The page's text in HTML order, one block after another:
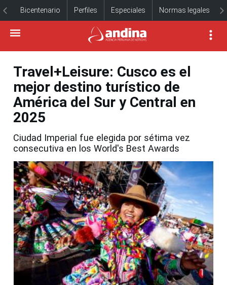
Bicentenario Perfiles Especiales Normas legales
Travel+Leisure: Cusco es el
mejor destino turístico de
América del Sur y Central en
2025
Ciudad Imperial fue elegida por sétima vez
consecutiva en los World's Best Awards